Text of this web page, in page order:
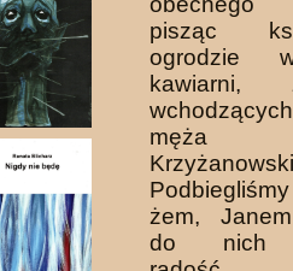
pisząc
ogrodzie
kawiarni,
męża
żem,
do nich